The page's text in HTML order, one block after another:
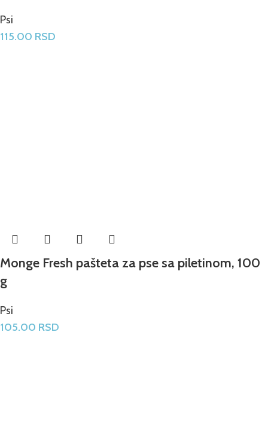
Psi
115.00 RSD
Monge Fresh pašteta za pse sa piletinom, 100
g
Psi
105.00 RSD